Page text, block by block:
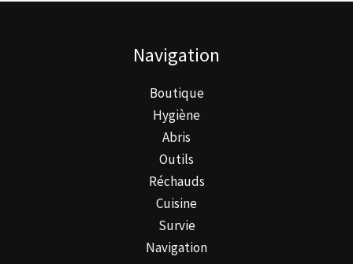
Navigation
Boutique
Hygiène
Abris
Outils
Réchauds
Cuisine
Survie
Navigation